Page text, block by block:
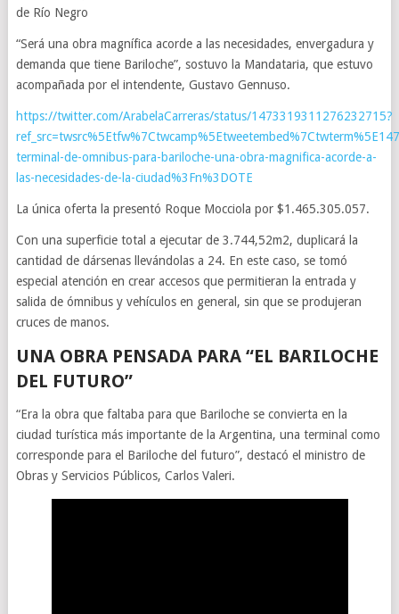
de Río Negro
“Será una obra magnífica acorde a las necesidades, envergadura y
demanda que tiene Bariloche”, sostuvo la Mandataria, que estuvo
acompañada por el intendente, Gustavo Gennuso.
https://twitter.com/ArabelaCarreras/status/1473319311276232715?
terminal-de-omnibus-para-bariloche-una-obra-magnifica-acorde-a-
las-necesidades-de-la-ciudad%3Fn%3DOTE
La única oferta la presentó Roque Mocciola por $1.465.305.057.
Con una superficie total a ejecutar de 3.744,52m2, duplicará la
cantidad de dársenas llevándolas a 24. En este caso, se tomó
especial atención en crear accesos que permitieran la entrada y
salida de ómnibus y vehículos en general, sin que se produjeran
cruces de manos.
UNA OBRA PENSADA PARA “EL BARILOCHE
DEL FUTURO”
“Era la obra que faltaba para que Bariloche se convierta en la
ciudad turística más importante de la Argentina, una terminal como
corresponde para el Bariloche del futuro”, destacó el ministro de
Obras y Servicios Públicos, Carlos Valeri.